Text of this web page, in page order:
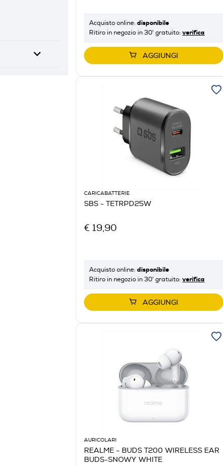
Acquisto online: disponibile
Ritiro in negozio in 30' gratuito: verifica
AGGIUNGI
CARICABATTERIE
SBS - TETRPD25W
€ 19,90
Acquisto online: disponibile
Ritiro in negozio in 30' gratuito: verifica
AGGIUNGI
AURICOLARI
REALME - BUDS T200 WIRELESS EAR
BUDS-SNOWY WHITE